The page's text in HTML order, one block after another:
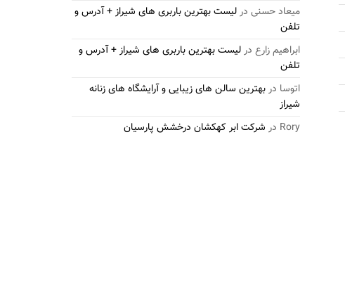
میعاد حسنی درلیست بهترین باربری های شیراز + آدرس و
تلفن
ابراهیم زارع درلیست بهترین باربری های شیراز + آدرس و
تلفن
اتوسا دربهترین سالن های زیبایی و آرایشگاه های زنانه
شیراز
Rory در شرکت ابر کهکشان درخشش پارسیان